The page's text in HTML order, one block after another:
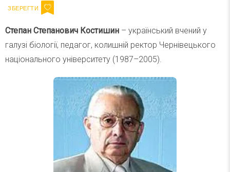
Степан Степанович Костишин – український вчений у
галузі біології, педагог, колишній ректор Чернівецького
національного університету (1987–2005).